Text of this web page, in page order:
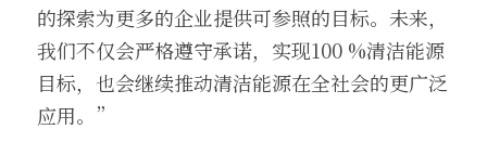
的探索为更多的企业提供可参照的目标。未来，
我们不仅会严格遵守承诺，实现100 %清洁能源
目标，也会继续推动清洁能源在全社会的更广泛
应用。”